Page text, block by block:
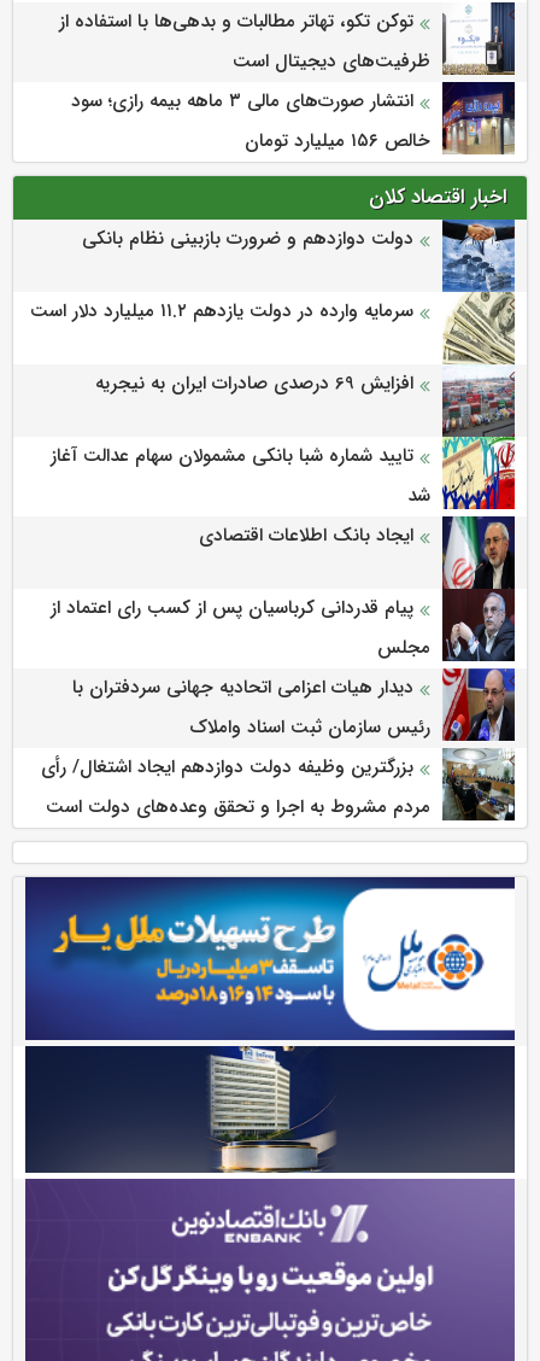
توکن تکو، تهاتر مطالبات و بدهی‌ها با استفاده از
ظرفیت‌های دیجیتال است
انتشار صورت‌های مالی ۳ ماهه بیمه رازی؛ سود
خالص ۱۵۶ میلیارد تومان
اخبار اقتصاد کلان
دولت دوازدهم و ضرورت بازبینی نظام بانکی
سرمایه وارده در دولت یازدهم ۱۱.۲ میلیارد دلار است
افزایش 69 درصدی صادرات ایران به نیجریه
تایید شماره شبا بانکی مشمولان سهام عدالت آغاز
شد
ایجاد بانک اطلاعات اقتصادی
پیام قدردانی کرباسیان پس از کسب رای اعتماد از
مجلس
دیدار هیات اعزامی اتحادیه جهانی سردفتران با
رئیس سازمان ثبت اسناد واملاک
بزرگترین وظیفه دولت دوازدهم ایجاد اشتغال/ رأی
مردم مشروط به اجرا و تحقق وعده‌های دولت است